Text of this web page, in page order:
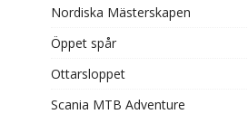
Nordiska Mästerskapen
Öppet spår
Ottarsloppet
Scania MTB Adventure